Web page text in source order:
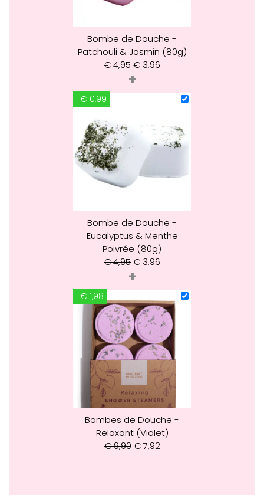
Bombe de Douche -
Patchouli & Jasmin (80g)
€4,95€ 3,96
+
-€ 0,99
Bombe de Douche -
Eucalyptus & Menthe
Poivrée (80g)
€4,95€ 3,96
+
-€ 1,98
Bombes de Douche -
Relaxant (Violet)
€9,90 €7,92